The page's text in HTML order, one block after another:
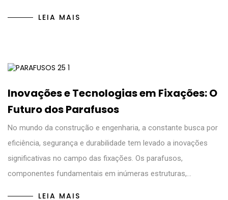
LEIA MAIS
Inovações e Tecnologias em Fixações: O
Futuro dos Parafusos
No mundo da construção e engenharia, a constante busca por
eficiência, segurança e durabilidade tem levado a inovações
significativas no campo das fixações. Os parafusos,
componentes fundamentais em inúmeras estruturas,…
LEIA MAIS